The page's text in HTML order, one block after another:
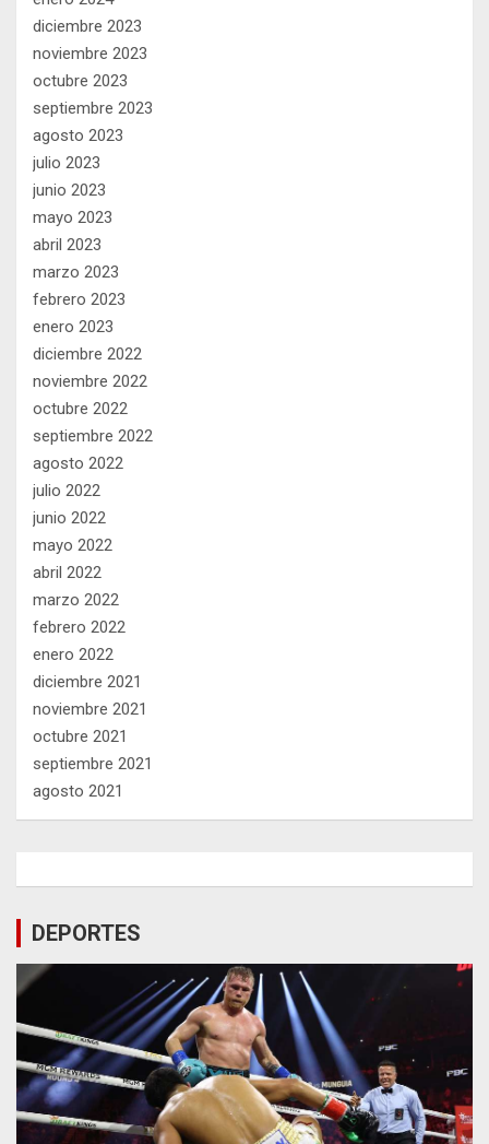
diciembre 2023
noviembre 2023
octubre 2023
septiembre 2023
agosto 2023
julio 2023
junio 2023
mayo 2023
abril 2023
marzo 2023
febrero 2023
enero 2023
diciembre 2022
noviembre 2022
octubre 2022
septiembre 2022
agosto 2022
julio 2022
junio 2022
mayo 2022
abril 2022
marzo 2022
febrero 2022
enero 2022
diciembre 2021
noviembre 2021
octubre 2021
septiembre 2021
agosto 2021
DEPORTES